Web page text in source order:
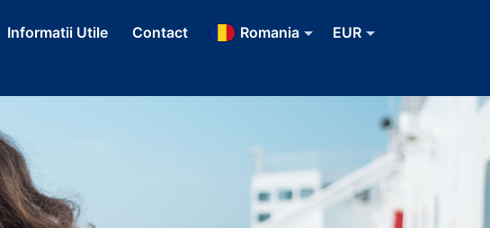
Informatii Utile Contact Romania EUR